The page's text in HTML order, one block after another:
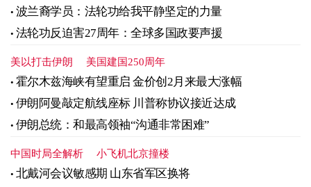
波兰裔学员：法轮功给我平静坚定的力量
法轮功反迫害27周年：全球多国政要声援
美以打击伊朗 美国建国250周年
霍尔木兹海峡有望重启 金价创2月来最大涨幅
伊朗阿曼敲定航线座标 川普称协议接近达成
伊朗总统：和最高领袖“沟通非常困难”
中国时局全解析 小飞机北京撞楼
北戴河会议敏感期 山东省军区换将